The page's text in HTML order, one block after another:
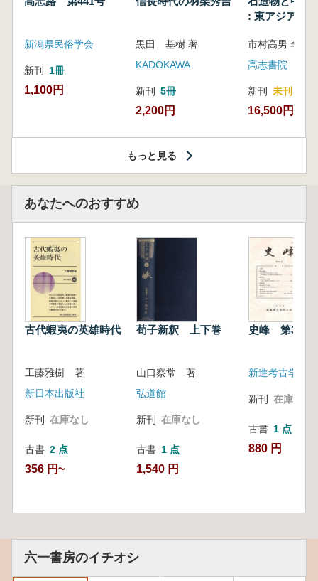
新潟県民俗学会
新刊 1冊
1,100円
黒田 基樹 著
KADOKAWA
新刊 5冊
2,200円
: 東アジアと
高志書院
新刊 未刊
16,500円
もっと見る
あなたへのおすすめ
古代蝦夷の英雄時代
工藤雅樹 著
新日本出版社
新刊 在庫なし
古書 2 点
356 円~
荀子新釈 上下巻
山口察常 著
弘道館
新刊 在庫なし
古書 1 点
1,540 円
史峰 第38号
新進考古学同
新刊 在庫なし
古書 1 点
880 円
六一書房のイチオシ